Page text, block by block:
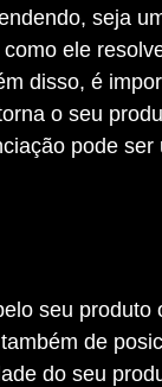
ele
disso, é
o seu
pode
de
do seu